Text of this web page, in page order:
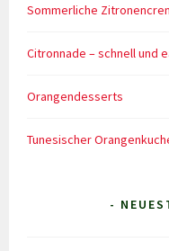
Sommerliche
Citronnade – schnell und
Orangendesserts
Tunesischer
-